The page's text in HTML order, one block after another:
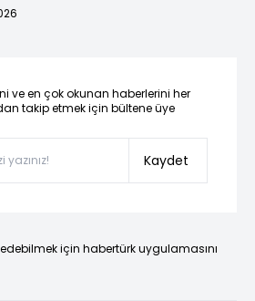
ve en çok okunan haberlerini her
takip etmek için bültene üye
Kaydet
için habertürk uygulamasını